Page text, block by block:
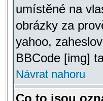
umístěné na
obrázky za
yahoo,
BBCode [img]
Návrat nahoru
Co to jsou